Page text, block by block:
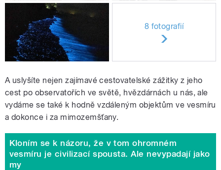
8 fotografií
A uslyšíte nejen zajímavé cestovatelské zážitky z jeho
cest po observatořích ve světě, hvězdárnách u nás, ale
vydáme se také k hodně vzdáleným objektům ve vesmíru
a dokonce i za mimozemšťany.
Kloním se k názoru, že v tom ohromném
vesmíru je civilizací spousta. Ale nevypadají jako
my